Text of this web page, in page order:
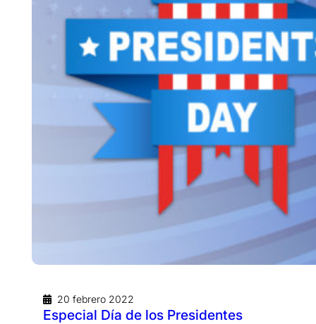
20 febrero 2022
Especial Día de los Presidentes